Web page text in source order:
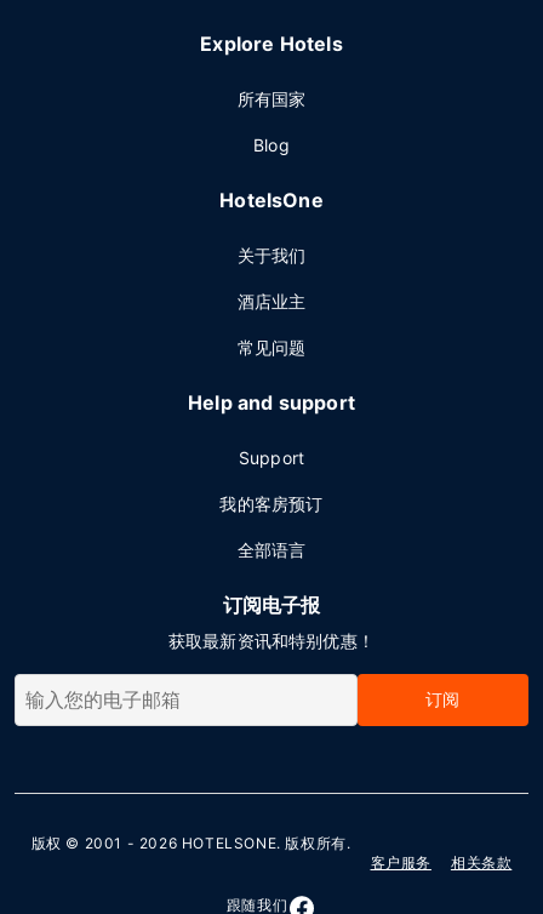
Explore Hotels
所有国家
Blog
HotelsOne
关于我们
酒店业主
常见问题
Help and support
Support
我的客房预订
全部语言
订阅电子报
获取最新资讯和特别优惠！
订阅
版权 © 2001 - 2026 HOTELSONE. 版权所有.
客户服务
相关条款
跟随我们